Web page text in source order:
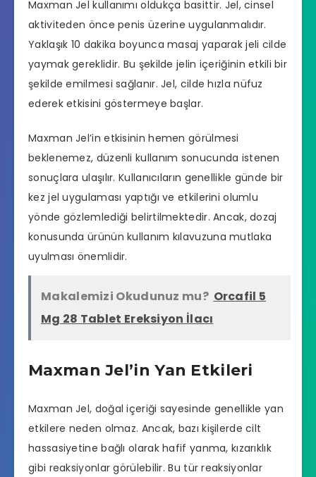
Maxman Jel kullanımı oldukça basittir. Jel, cinsel
aktiviteden önce penis üzerine uygulanmalıdır.
Yaklaşık 10 dakika boyunca masaj yaparak jeli cilde
yaymak gereklidir. Bu şekilde jelin içeriğinin etkili bir
şekilde emilmesi sağlanır. Jel, cilde hızla nüfuz
ederek etkisini göstermeye başlar.
Maxman Jel’in etkisinin hemen görülmesi
beklenemez, düzenli kullanım sonucunda istenen
sonuçlara ulaşılır. Kullanıcıların genellikle günde bir
kez jel uygulaması yaptığı ve etkilerini olumlu
yönde gözlemlediği belirtilmektedir. Ancak, dozaj
konusunda ürünün kullanım kılavuzuna mutlaka
uyulması önemlidir.
Makalemizi Okudunuz mu? Orcafil 5
Mg 28 Tablet Ereksiyon İlacı
Maxman Jel’in Yan Etkileri
Maxman Jel, doğal içeriği sayesinde genellikle yan
etkilere neden olmaz. Ancak, bazı kişilerde cilt
hassasiyetine bağlı olarak hafif yanma, kızarıklık
gibi reaksiyonlar görülebilir. Bu tür reaksiyonlar